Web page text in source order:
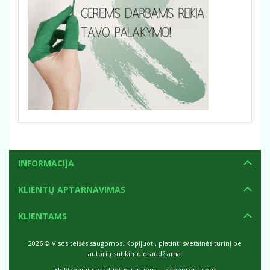
INFORMACIJA
KLIENTŲ APTARNAVIMAS
KLIENTAMS
2026 © Visos teisės saugomos. Kopijuoti, platinti svetainės turinį be
autorių sutikimo draudžiama.